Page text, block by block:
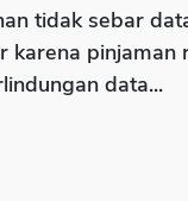
tidak sebar
karena pinjaman
data...